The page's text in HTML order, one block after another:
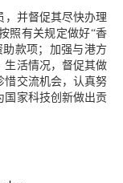
并督促其尽快办理
照有关规定做好“香
款项；加强与港方
生活情况，督促其做
惜交流机会，认真努
国家科技创新做出贡